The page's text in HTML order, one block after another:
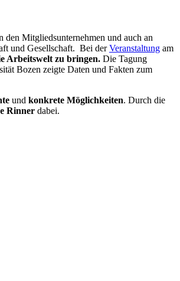
den Mitgliedsunternehmen und auch an
und Gesellschaft. Bei derVeranstaltung am
Arbeitswelt zu bringen. Die Tagung
Bozen zeigte Daten und Fakten zum
und konkrete Möglichkeiten. Durch die
Rinner dabei.